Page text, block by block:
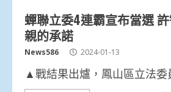
蟬聯立委4連霸宣布當選
親的承諾
News586 2024-01-13
▲戰結果出爐，鳳山區立法委